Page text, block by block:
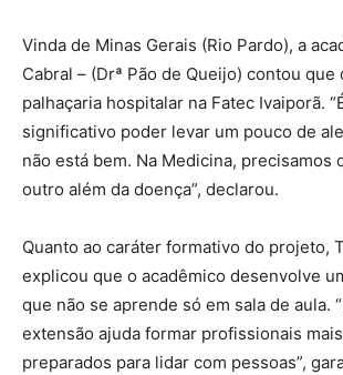
Vinda de Minas Gerais (Rio Pardo), a
Cabral – (Drª Pão de Queijo) contou que
palhaçaria hospitalar na Fatec Ivaiporã.
significativo poder levar um pouco de
não está bem. Na Medicina, precisamos
outro além da doença”, declarou.
Quanto ao caráter formativo do projeto,
explicou que o acadêmico desenvolve
que não se aprende só em sala de aula.
extensão ajuda formar profissionais
preparados para lidar com pessoas”,